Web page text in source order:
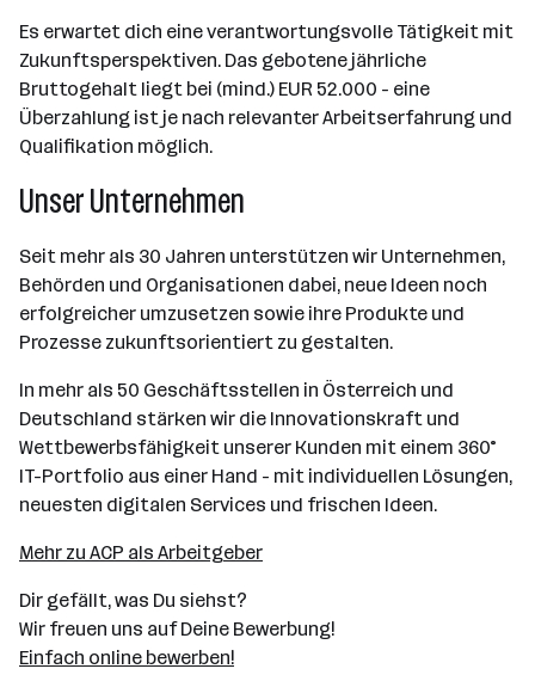
Es erwartet dich eine verantwortungsvolle Tätigkeit mit
Zukunftsperspektiven. Das gebotene jährliche
Bruttogehalt liegt bei (mind.) EUR 52.000 - eine
Überzahlung ist je nach relevanter Arbeitserfahrung und
Qualifikation möglich.
Unser Unternehmen
Seit mehr als 30 Jahren unterstützen wir Unternehmen,
Behörden und Organisationen dabei, neue Ideen noch
erfolgreicher umzusetzen sowie ihre Produkte und
Prozesse zukunftsorientiert zu gestalten.
In mehr als 50 Geschäftsstellen in Österreich und
Deutschland stärken wir die Innovationskraft und
Wettbewerbsfähigkeit unserer Kunden mit einem 360°
IT-Portfolio aus einer Hand - mit individuellen Lösungen,
neuesten digitalen Services und frischen Ideen.
Mehr zu ACP als Arbeitgeber
Dir gefällt, was Du siehst?
Wir freuen uns auf Deine Bewerbung!
Einfach online bewerben!